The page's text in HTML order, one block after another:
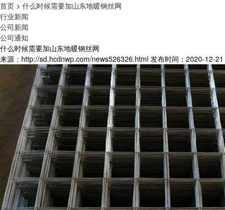
首页 > 什么时候需要加山东地暖钢丝网
行业新闻
公司新闻
公司通知
什么时候需要加山东地暖钢丝网
来源：http://sd.hcdnwp.com/news526326.html 发布时间：2020-12-